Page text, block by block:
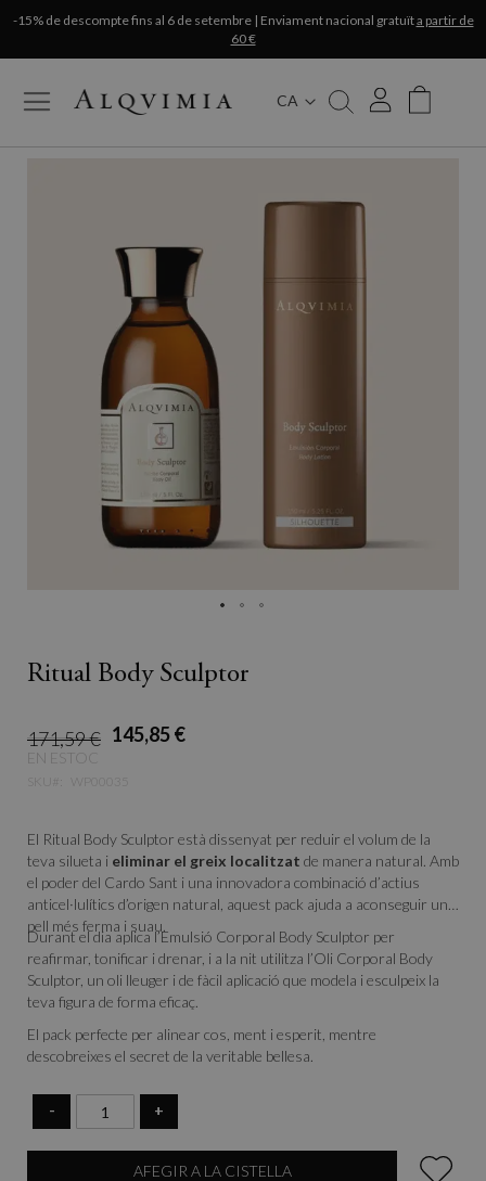
-15% de descompte fins al 6 de setembre | Enviament nacional gratuïta partir de
60 €
CA
My Cart
Ritual Body Sculptor
145,85 €
171,59 €
EN ESTOC
El Ritual Body Sculptor està dissenyat per reduir el volum de la
teva silueta i eliminar el greix localitzat de manera natural. Amb
el poder del Cardo Sant i una innovadora combinació d’actius
anticel·lulítics d’origen natural, aquest pack ajuda a aconseguir una
pell més ferma i suau.
Durant el dia aplica l’Emulsió Corporal Body Sculptor per
reafirmar, tonificar i drenar, i a la nit utilitza l’Oli Corporal Body
Sculptor, un oli lleuger i de fàcil aplicació que modela i esculpeix la
teva figura de forma eficaç.
El pack perfecte per alinear cos, ment i esperit, mentre
descobreixes el secret de la veritable bellesa.
- +
AFEGIR A LA CISTELLA